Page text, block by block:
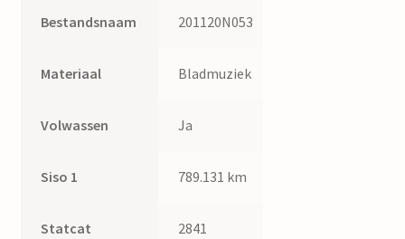
Bestandsnaam 201120N053
Materiaal Bladmuziek
Volwassen Ja
Siso 1 789.131 km
Statcat 2841